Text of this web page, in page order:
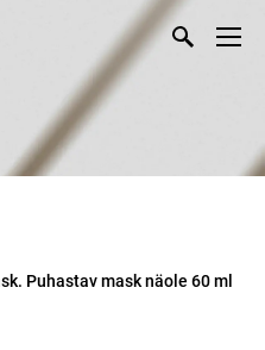
Puhastav mask näole 60 ml